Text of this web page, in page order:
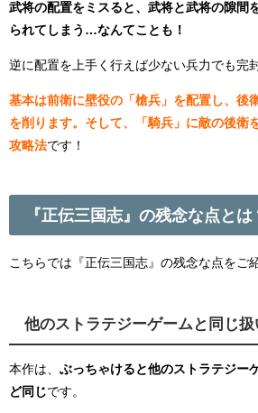
武将の配置をミスると、武将と武将の隙間
られてしまう…なんてことも！
逆に配置を上手く行えば少ない兵力でも完
基本は前衛に壁役の「槍兵」を配置し、後
を削ります。そして、「騎兵」に敵の後衛
攻略法です！
『正伝三国志』の残念な点とは
こちらでは『正伝三国志』の残念な点をご
他のストラテジーゲームと同じ
本作は、 ぶっちゃけると他のストラテジー
ど同じ です。